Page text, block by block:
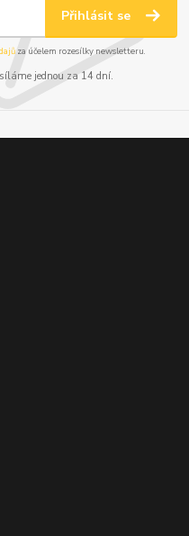
Přihlásit se
za účelem rozesílky newsletteru.
jednou za 14 dní.